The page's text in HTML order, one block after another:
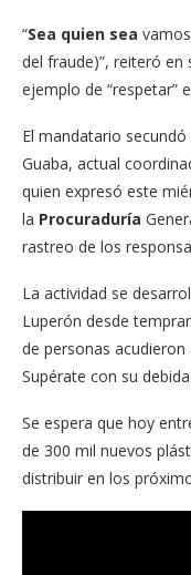
“Sea quien sea
del fraude)”, reiteró en
ejemplo de “respetar”
El mandatario
Guaba, actual
quien expresó este
la Procuraduría
rastreo de los
La actividad se
Luperón desde
de personas
Supérate con su
Se espera que hoy
de 300 mil nuevos
distribuir en los